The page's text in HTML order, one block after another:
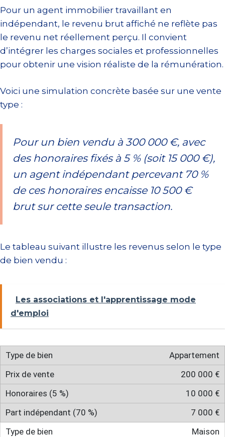
Pour un agent immobilier travaillant en
indépendant, le revenu brut affiché ne reflète pas
le revenu net réellement perçu. Il convient
d’intégrer les charges sociales et professionnelles
pour obtenir une vision réaliste de la rémunération.
Voici une simulation concrète basée sur une vente
type :
Pour un bien vendu à 300 000 €, avec
des honoraires fixés à 5 % (soit 15 000 €),
un agent indépendant percevant 70 %
de ces honoraires encaisse 10 500 €
brut sur cette seule transaction.
Le tableau suivant illustre les revenus selon le type
de bien vendu :
Les associations et l'apprentissage mode
d'emploi
Appartement
200 000 €
10 000 €
7 000 €
Maison